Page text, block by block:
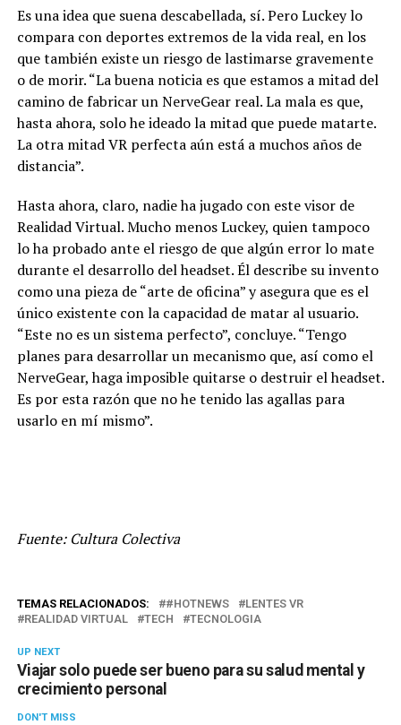
Es una idea que suena descabellada, sí. Pero Luckey lo
compara con deportes extremos de la vida real, en los
que también existe un riesgo de lastimarse gravemente
o de morir. “La buena noticia es que estamos a mitad del
camino de fabricar un NerveGear real. La mala es que,
hasta ahora, solo he ideado la mitad que puede matarte.
La otra mitad VR perfecta aún está a muchos años de
distancia”.
Hasta ahora, claro, nadie ha jugado con este visor de
Realidad Virtual. Mucho menos Luckey, quien tampoco
lo ha probado ante el riesgo de que algún error lo mate
durante el desarrollo del headset. Él describe su invento
como una pieza de “arte de oficina” y asegura que es el
único existente con la capacidad de matar al usuario.
“Este no es un sistema perfecto”, concluye. “Tengo
planes para desarrollar un mecanismo que, así como el
NerveGear, haga imposible quitarse o destruir el headset.
Es por esta razón que no he tenido las agallas para
usarlo en mí mismo”.
Fuente: Cultura Colectiva
TEMAS RELACIONADOS: #HOTNEWS
LENTES VR
REALIDAD VIRTUAL
TECH TECNOLOGIA
UP NEXT
Viajar solo puede ser bueno para su salud mental y
crecimiento personal
DON'T MISS